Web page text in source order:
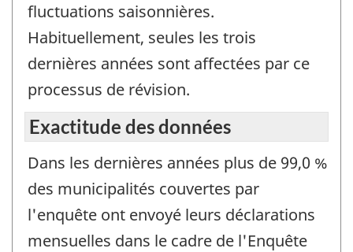
fluctuations saisonnières.
Habituellement, seules les trois
dernières années sont affectées par ce
processus de révision.
Exactitude des données
Dans les dernières années plus de 99,0 %
des municipalités couvertes par
l'enquête ont envoyé leurs déclarations
mensuelles dans le cadre de l'Enquête